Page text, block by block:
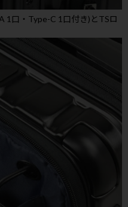
1口・Type-C 1口付き)とTSロ